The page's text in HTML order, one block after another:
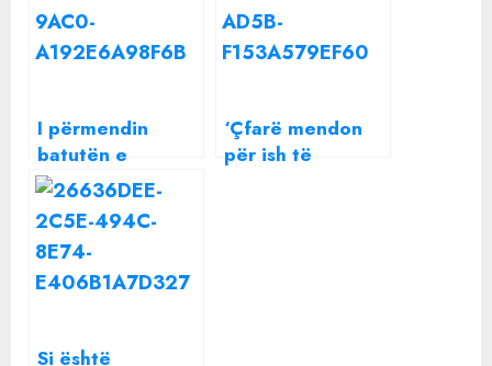
I përmendin
batutën e
Donaldit në
Zemani habit me
përgjigjen
‘Çfarë mendon
për ish të
Si është